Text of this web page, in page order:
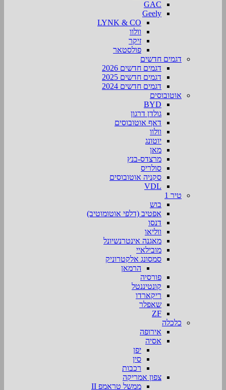
GAC
Geely
LYNK & CO
וולוו
זיקר
פולסטאר
דגמים חדשים
דגמים חדשים 2026
דגמים חדשים 2025
דגמים חדשים 2024
אוטובוסים
BYD
גולדן דרגון
דאף אוטובוסים
וולוו
יוטונג
מאן
מרצדס-בנץ
סולריס
סקניה אוטובוסים
VDL
טיר 1
בוש
אפטיב (דלפי אוטומוטיב)
דנסו
ווליאו
מאגנה אינטרנשיונל
מובילאיי
סמסונג אלקטרוניק
הרמאן
פורסיה
קונטיננטל
ריקארדו
שאפלר
ZF
כלכלה
אירופה
אסיה
יפן
סין
רכבות
צפון אמריקה
ממשל טראמפ II